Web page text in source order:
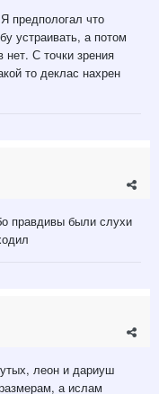
предпологал что
устраивать, а потом
С точки зрения
то деклас нахрен
правдивы были слухи
леон и дариуш
а ислам